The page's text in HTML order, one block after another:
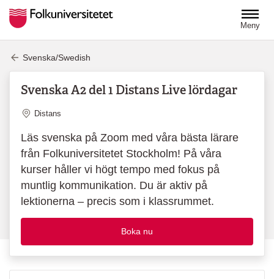
Meny
Svenska/Swedish
Svenska A2 del 1 Distans Live lördagar
Plats
Distans
Läs svenska på Zoom med våra bästa lärare
från Folkuniversitetet Stockholm! På våra
kurser håller vi högt tempo med fokus på
muntlig kommunikation. Du är aktiv på
lektionerna – precis som i klassrummet.
Boka nu